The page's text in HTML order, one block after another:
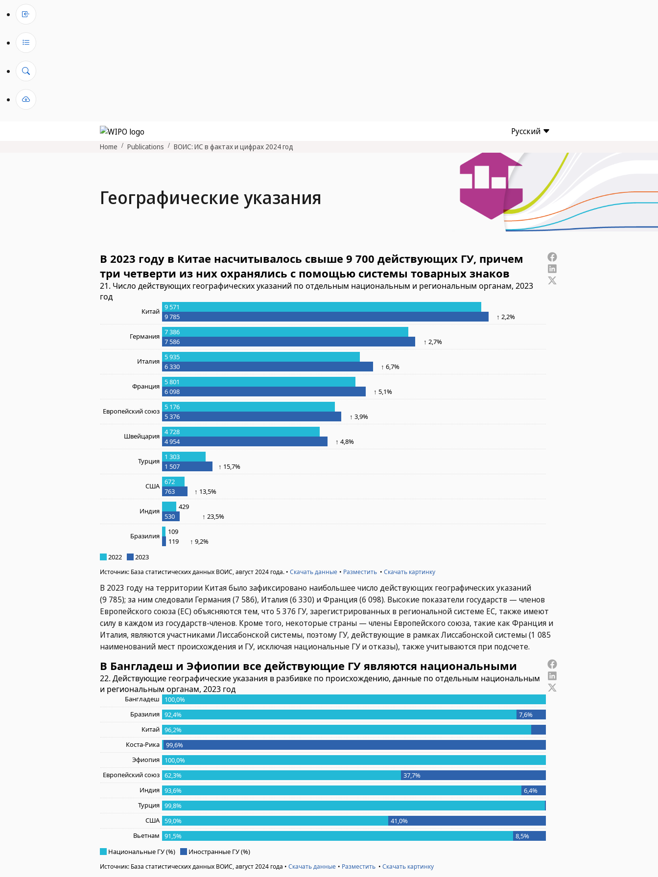
Русский
Home Publications ВОИС: ИС в фактах и цифрах 2024 год
Географические указания
В 2023 году на территории Китая было зафиксировано наибольшее число действующих географических указаний
(9 785); за ним следовали Германия (7 586), Италия (6 330) и Франция (6 098). Высокие показатели государств — членов
Европейского союза (ЕС) объясняются тем, что 5 376 ГУ, зарегистрированных в региональной системе ЕС, также имеют
силу в каждом из государств-членов. Кроме того, некоторые страны — члены Европейского союза, такие как Франция и
Италия, являются участниками Лиссабонской системы, поэтому ГУ, действующие в рамках Лиссабонской системы (1 085
наименований мест происхождения и ГУ, исключая национальные ГУ и отказы), также учитываются при подсчете.